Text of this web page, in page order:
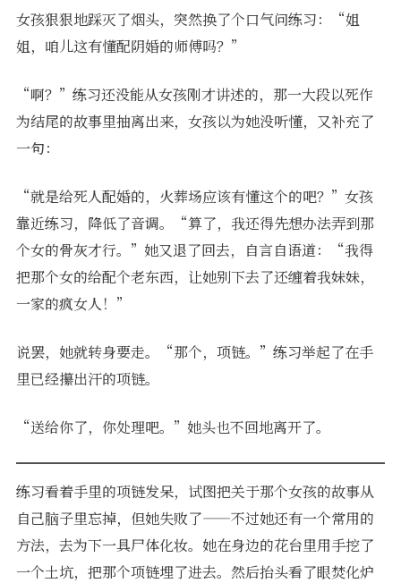
女孩狠狠地踩灭了烟头，突然换了个口气问练习：“姐
姐，咱儿这有懂配阴婚的师傅吗？”
“啊？”练习还没能从女孩刚才讲述的，那一大段以死作
为结尾的故事里抽离出来，女孩以为她没听懂，又补充了
一句：
“就是给死人配婚的，火葬场应该有懂这个的吧？”女孩
靠近练习，降低了音调。“算了，我还得先想办法弄到那
个女的骨灰才行。”她又退了回去，自言自语道：“我得
把那个女的给配个老东西，让她别下去了还缠着我妹妹，
一家的疯女人！”
说罢，她就转身要走。“那个，项链。”练习举起了在手
里已经攥出汗的项链。
“送给你了，你处理吧。”她头也不回地离开了。
练习看着手里的项链发呆，试图把关于那个女孩的故事从
自己脑子里忘掉，但她失败了——不过她还有一个常用的
方法，去为下一具尸体化妆。她在身边的花台里用手挖了
一个土坑，把那个项链埋了进去。然后抬头看了眼焚化炉